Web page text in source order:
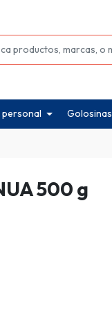
personal Golosinas
500 g